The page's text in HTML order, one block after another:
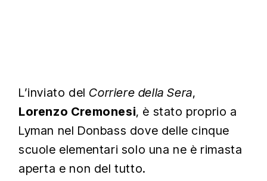
L’inviato del Corriere della Sera,
Lorenzo Cremonesi, è stato proprio a
Lyman nel Donbass dove delle cinque
scuole elementari solo una ne è rimasta
aperta e non del tutto.